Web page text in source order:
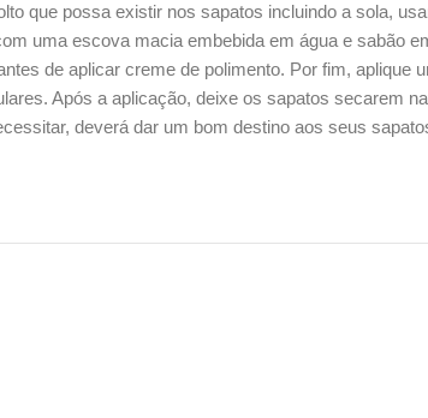
que possa existir nos sapatos incluindo a sola,
uma escova macia embebida em água e sabão
de aplicar creme de polimento. Por fim, aplique
Após a aplicação, deixe os sapatos secarem
deverá dar um bom destino aos seus